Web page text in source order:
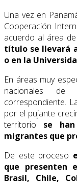
Una vez en
Cooperación
acuerdo al área
título se llevará
o en la
En áreas muy
nacionales
correspondiente.
por el pujante
territorio se
migrantes que
De este proceso
que presenten
Brasil, Chile,